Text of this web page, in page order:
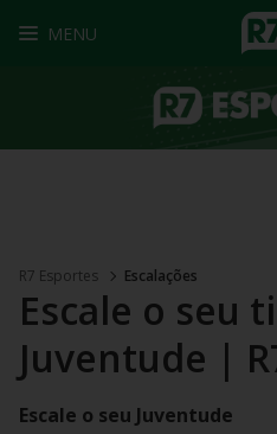
MENU
R7 Esportes Escalações
Escale o seu
Juventude |
Escale o seu Juventude